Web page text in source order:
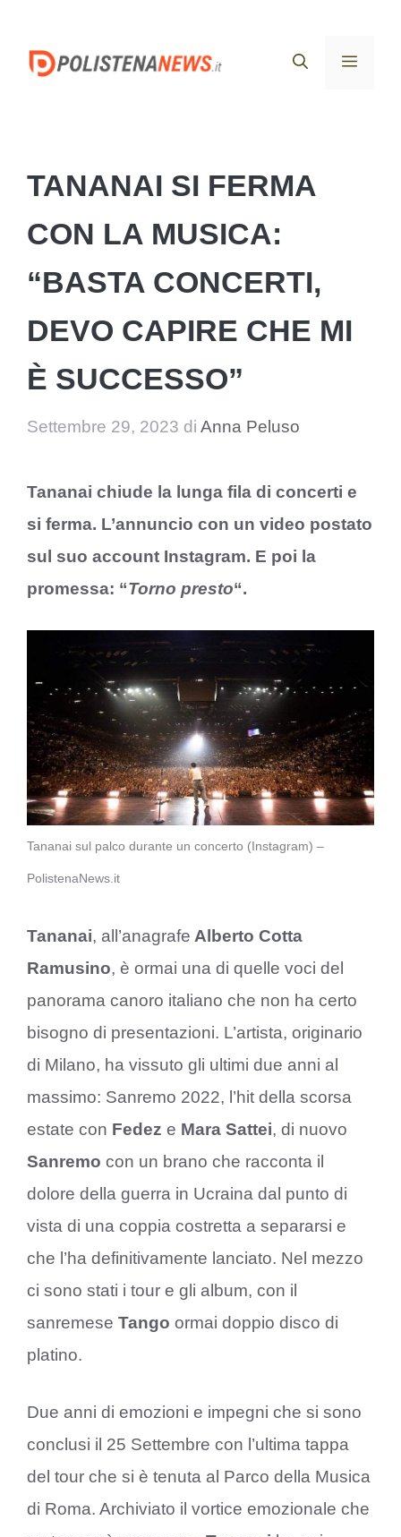
contenuto
Menu
TANANAI SI FERMA
CON LA MUSICA:
“BASTA CONCERTI,
DEVO CAPIRE CHE MI
È SUCCESSO”
Settembre 29, 2023 di Anna Peluso
Tananai chiude la lunga fila di concerti e
si ferma. L’annuncio con un video postato
sul suo account Instagram. E poi la
promessa: “Torno presto“.
Tananai sul palco durante un concerto (Instagram) –
PolistenaNews.it
Tananai, all’anagrafe Alberto Cotta
Ramusino, è ormai una di quelle voci del
panorama canoro italiano che non ha certo
bisogno di presentazioni. L’artista, originario
di Milano, ha vissuto gli ultimi due anni al
massimo: Sanremo 2022, l’hit della scorsa
estate con Fedez e Mara Sattei, di nuovo
Sanremo con un brano che racconta il
dolore della guerra in Ucraina dal punto di
vista di una coppia costretta a separarsi e
che l’ha definitivamente lanciato. Nel mezzo
ci sono stati i tour e gli album, con il
sanremese Tango ormai doppio disco di
platino.
Due anni di emozioni e impegni che si sono
conclusi il 25 Settembre con l’ultima tappa
del tour che si è tenuta al Parco della Musica
di Roma. Archiviato il vortice emozionale che